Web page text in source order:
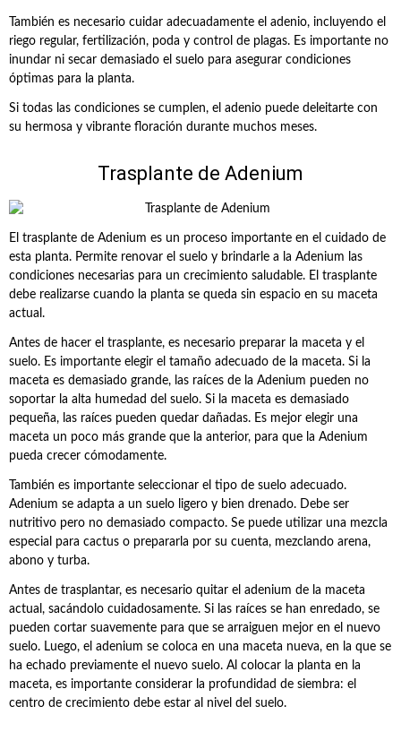
También es necesario cuidar adecuadamente el adenio, incluyendo el
riego regular, fertilización, poda y control de plagas. Es importante no
inundar ni secar demasiado el suelo para asegurar condiciones
óptimas para la planta.
Si todas las condiciones se cumplen, el adenio puede deleitarte con
su hermosa y vibrante floración durante muchos meses.
Trasplante de Adenium
El trasplante de Adenium es un proceso importante en el cuidado de
esta planta. Permite renovar el suelo y brindarle a la Adenium las
condiciones necesarias para un crecimiento saludable. El trasplante
debe realizarse cuando la planta se queda sin espacio en su maceta
actual.
Antes de hacer el trasplante, es necesario preparar la maceta y el
suelo. Es importante elegir el tamaño adecuado de la maceta. Si la
maceta es demasiado grande, las raíces de la Adenium pueden no
soportar la alta humedad del suelo. Si la maceta es demasiado
pequeña, las raíces pueden quedar dañadas. Es mejor elegir una
maceta un poco más grande que la anterior, para que la Adenium
pueda crecer cómodamente.
También es importante seleccionar el tipo de suelo adecuado.
Adenium se adapta a un suelo ligero y bien drenado. Debe ser
nutritivo pero no demasiado compacto. Se puede utilizar una mezcla
especial para cactus o prepararla por su cuenta, mezclando arena,
abono y turba.
Antes de trasplantar, es necesario quitar el adenium de la maceta
actual, sacándolo cuidadosamente. Si las raíces se han enredado, se
pueden cortar suavemente para que se arraiguen mejor en el nuevo
suelo. Luego, el adenium se coloca en una maceta nueva, en la que se
ha echado previamente el nuevo suelo. Al colocar la planta en la
maceta, es importante considerar la profundidad de siembra: el
centro de crecimiento debe estar al nivel del suelo.